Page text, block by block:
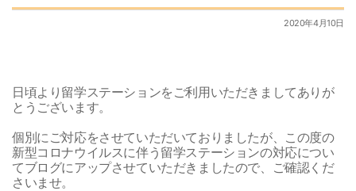
2020年4月10日
日頃より留学ステーションをご利用いただきましてありが
とうございます。
個別にご対応をさせていただいておりましたが、この度の
新型コロナウイルスに伴う留学ステーションの対応につい
てブログにアップさせていただきましたので、ご確認くだ
さいませ。